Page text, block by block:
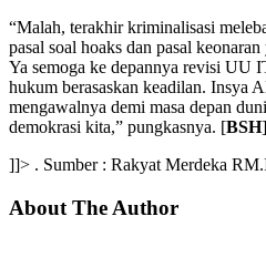
“Malah, terakhir kriminalisasi
pasal soal hoaks dan pasal
Ya semoga ke depannya revisi UU
hukum berasaskan keadilan. Insya
mengawalnya demi masa depan
demokrasi kita,” pungkasnya. [BSH]
]]> . Sumber : Rakyat Merdeka
About The Author